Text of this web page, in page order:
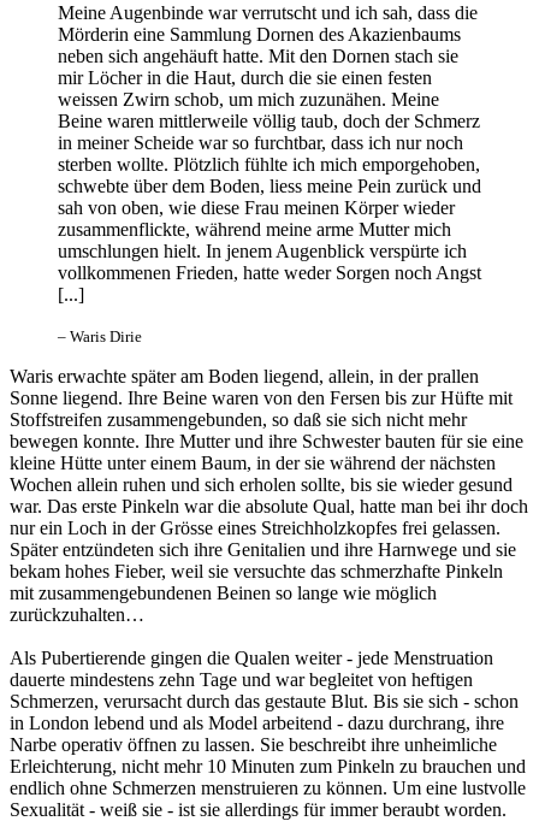
Meine Augenbinde war verrutscht und ich sah, dass die
Mörderin eine Sammlung Dornen des Akazienbaums
neben sich angehäuft hatte. Mit den Dornen stach sie
mir Löcher in die Haut, durch die sie einen festen
weissen Zwirn schob, um mich zuzunähen. Meine
Beine waren mittlerweile völlig taub, doch der Schmerz
in meiner Scheide war so furchtbar, dass ich nur noch
sterben wollte. Plötzlich fühlte ich mich emporgehoben,
schwebte über dem Boden, liess meine Pein zurück und
sah von oben, wie diese Frau meinen Körper wieder
zusammenflickte, während meine arme Mutter mich
umschlungen hielt. In jenem Augenblick verspürte ich
vollkommenen Frieden, hatte weder Sorgen noch Angst
[...]
– Waris Dirie
Waris erwachte später am Boden liegend, allein, in der prallen
Sonne liegend. Ihre Beine waren von den Fersen bis zur Hüfte mit
Stoffstreifen zusammengebunden, so daß sie sich nicht mehr
bewegen konnte. Ihre Mutter und ihre Schwester bauten für sie eine
kleine Hütte unter einem Baum, in der sie während der nächsten
Wochen allein ruhen und sich erholen sollte, bis sie wieder gesund
war. Das erste Pinkeln war die absolute Qual, hatte man bei ihr doch
nur ein Loch in der Grösse eines Streichholzkopfes frei gelassen.
Später entzündeten sich ihre Genitalien und ihre Harnwege und sie
bekam hohes Fieber, weil sie versuchte das schmerzhafte Pinkeln
mit zusammengebundenen Beinen so lange wie möglich
zurückzuhalten…
Als Pubertierende gingen die Qualen weiter - jede Menstruation
dauerte mindestens zehn Tage und war begleitet von heftigen
Schmerzen, verursacht durch das gestaute Blut. Bis sie sich - schon
in London lebend und als Model arbeitend - dazu durchrang, ihre
Narbe operativ öffnen zu lassen. Sie beschreibt ihre unheimliche
Erleichterung, nicht mehr 10 Minuten zum Pinkeln zu brauchen und
endlich ohne Schmerzen menstruieren zu können. Um eine lustvolle
Sexualität - weiß sie - ist sie allerdings für immer beraubt worden.